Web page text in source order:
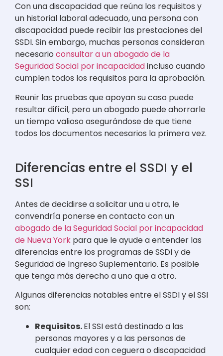
Con una discapacidad que reúna los requisitos y
un historial laboral adecuado, una persona con
discapacidad puede recibir las prestaciones del
SSDI. Sin embargo, muchas personas consideran
necesario consultar a un abogado de la
Seguridad Social por incapacidadincluso cuando
cumplen todos los requisitos para la aprobación.
Reunir las pruebas que apoyan su caso puede
resultar difícil, pero un abogado puede ahorrarle
un tiempo valioso asegurándose de que tiene
todos los documentos necesarios la primera vez.
Diferencias entre el SSDI y el
SSI
Antes de decidirse a solicitar una u otra, le
convendría ponerse en contacto con un
abogado de la Seguridad Social por incapacidad
de Nueva York para que le ayude a entender las
diferencias entre los programas de SSDI y de
Seguridad de Ingreso Suplementario. Es posible
que tenga más derecho a uno que a otro.
Algunas diferencias notables entre el SSDI y el SSI
son:
Requisitos.El SSI está destinado a las
personas mayores y a las personas de
cualquier edad con ceguera o discapacidad